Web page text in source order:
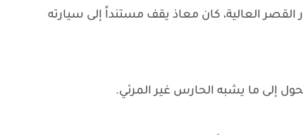
العالية، كان معاذ يقف مستنداً إلى سيارته
إلى ما يشبه الحارس غير المرئي.